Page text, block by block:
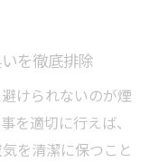
を徹底排除
けられないのが煙
を適切に行えば、
を清潔に保つこと